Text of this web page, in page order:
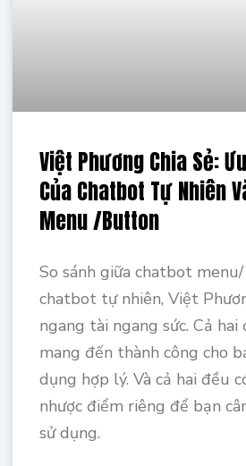
Việt Phương Chia Sẻ:
Của Chatbot Tự Nhiên
Menu /Button
So sánh giữa chatbot
chatbot tự nhiên, Việt
ngang tài ngang sức. Cả
mang đến thành công cho
dụng hợp lý. Và cả hai đều
nhược điểm riêng để bạn
sử dụng.